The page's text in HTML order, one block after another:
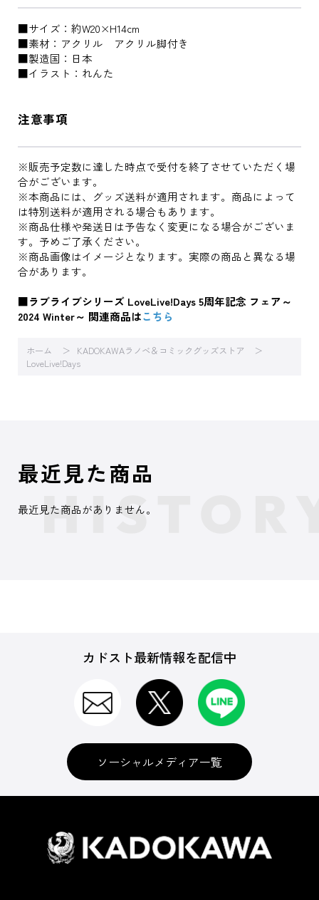
■サイズ：約W20×H14cm
■素材：アクリル アクリル脚付き
■製造国：日本
■イラスト：れんた
注意事項
※販売予定数に達した時点で受付を終了させていただく場
合がございます。
※本商品には、グッズ送料が適用されます。商品によって
は特別送料が適用される場合もあります。
※商品仕様や発送日は予告なく変更になる場合がございま
す。予めご了承ください。
※商品画像はイメージとなります。実際の商品と異なる場
合があります。
■ラブライブシリーズ LoveLive!Days 5周年記念 フェア～
2024 Winter～ 関連商品はこちら
ホーム
KADOKAWAラノベ＆コミックグッズストア
LoveLive!Days
最近見た商品
最近見た商品がありません。
カドスト最新情報を配信中
ソーシャルメディア一覧